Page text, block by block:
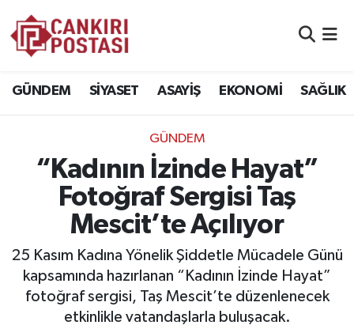
GÜNDEM SİYASET ASAYİŞ EKONOMİ SAĞLIK
GÜNDEM
“Kadının İzinde Hayat”
Fotoğraf Sergisi Taş
Mescit’te Açılıyor
25 Kasım Kadına Yönelik Şiddetle Mücadele Günü
kapsamında hazırlanan “Kadının İzinde Hayat”
fotoğraf sergisi, Taş Mescit’te düzenlenecek
etkinlikle vatandaşlarla buluşacak.
EKONOMİ
SAĞLIK
SPOR
EĞİTİM
Trafik Durumu
Süper Lig Puan Durumu ve Fikstür
Tüm Manşetler
Son Dakika Haberleri